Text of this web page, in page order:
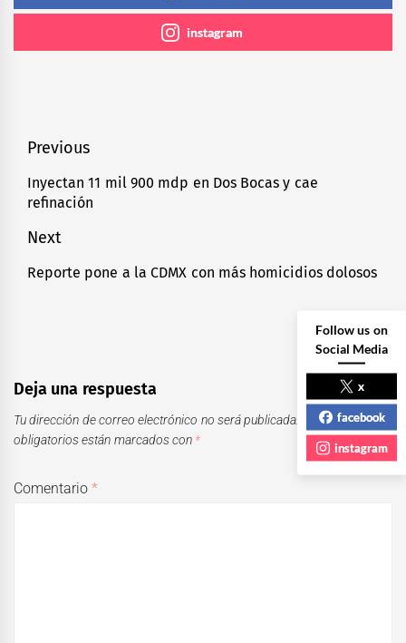
instagram
Navegación
de
entradas
Previous
Previous
post:
Inyectan 11 mil 900 mdp en Dos Bocas y cae
refinación
Next
Next
Reporte pone a la CDMX con más homicidios dolosos
Deja una respuesta
Tu dirección de correo electrónico no será publicada.
Los campos
obligatorios están marcados con *
Comentario*
Follow us on
Social Media
x
facebook
instagram